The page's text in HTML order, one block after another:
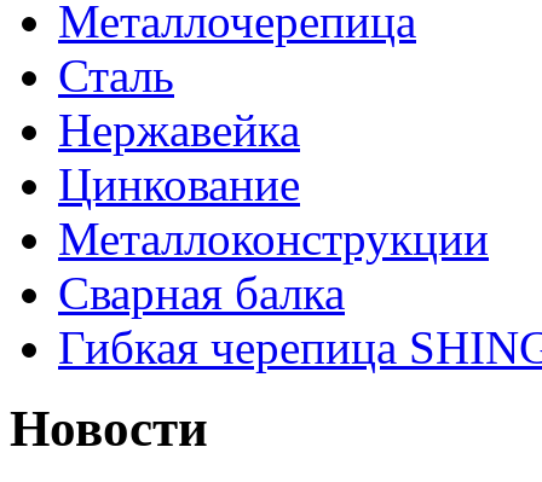
Металлочерепица
Сталь
Нержавейка
Цинкование
Металлоконструкции
Сварная балка
Гибкая черепица
Новости